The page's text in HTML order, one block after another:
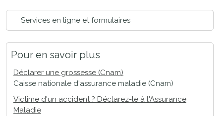
Services en ligne et formulaires
Pour en savoir plus
Déclarer une grossesse (Cnam)
Caisse nationale d'assurance maladie (Cnam)
Victime d'un accident ? Déclarez-le à l'Assurance
Maladie